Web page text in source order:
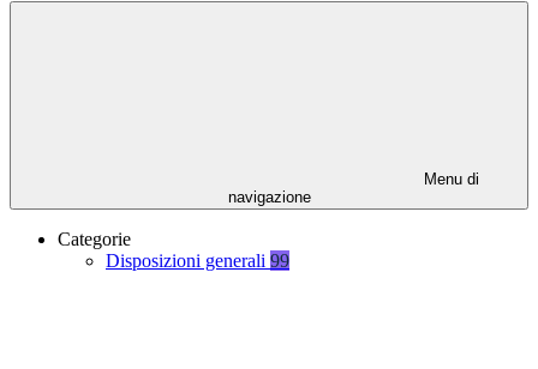
Menu di
navigazione
Categorie
Disposizioni generali 99